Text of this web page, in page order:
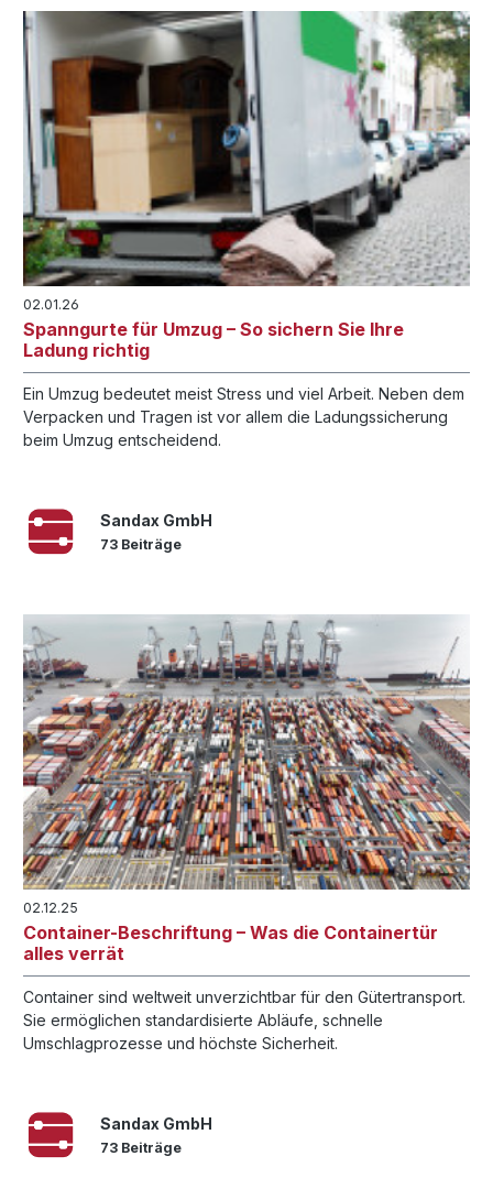
02.01.26
Spanngurte für Umzug – So sichern Sie Ihre
Ladung richtig
Ein Umzug bedeutet meist Stress und viel Arbeit. Neben dem
Verpacken und Tragen ist vor allem die Ladungssicherung
beim Umzug entscheidend.
Sandax GmbH
73 Beiträge
02.12.25
Container-Beschriftung – Was die Containertür
alles verrät
Container sind weltweit unverzichtbar für den Gütertransport.
Sie ermöglichen standardisierte Abläufe, schnelle
Umschlagprozesse und höchste Sicherheit.
Sandax GmbH
73 Beiträge